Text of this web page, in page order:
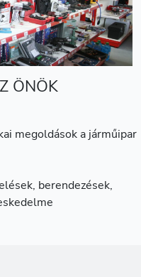
ÖNÖK
megoldások a járműipar
berendezések,